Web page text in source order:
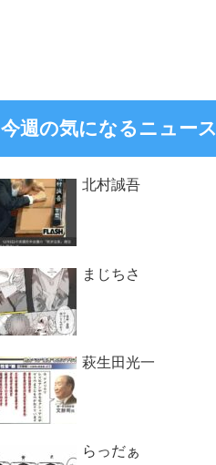
今週の気になるニュース
北村誠吾
まじちさ
萩生田光一
らっだぁ